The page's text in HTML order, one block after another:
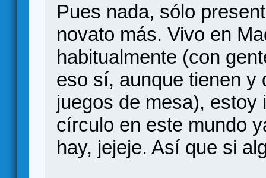
Pues nada, sólo
novato más. Vivo en
habitualmente (con
eso sí, aunque tienen y
juegos de mesa), estoy
círculo en este mundo
hay, jejeje. Así que si